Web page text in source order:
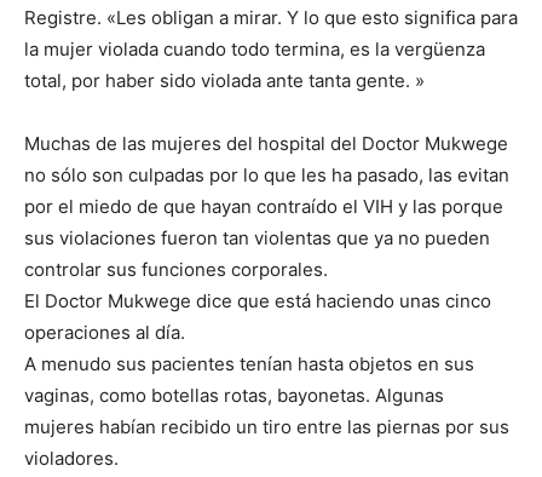
Registre. «Les obligan a mirar. Y lo que esto significa para
la mujer violada cuando todo termina, es la vergüenza
total, por haber sido violada ante tanta gente. »
Muchas de las mujeres del hospital del Doctor Mukwege
no sólo son culpadas por lo que les ha pasado, las evitan
por el miedo de que hayan contraído el VIH y las porque
sus violaciones fueron tan violentas que ya no pueden
controlar sus funciones corporales.
El Doctor Mukwege dice que está haciendo unas cinco
operaciones al día.
A menudo sus pacientes tenían hasta objetos en sus
vaginas, como botellas rotas, bayonetas. Algunas
mujeres habían recibido un tiro entre las piernas por sus
violadores.